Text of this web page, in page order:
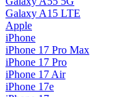
Galaxy A15 LTE
Apple
iPhone
iPhone 17 Pro Max
iPhone 17 Pro
iPhone 17 Air
iPhone 17e